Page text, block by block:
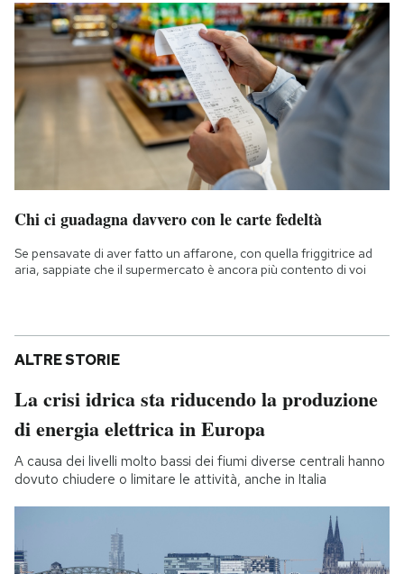
Chi ci guadagna davvero con le carte fedeltà
Se pensavate di aver fatto un affarone, con quella friggitrice ad
aria, sappiate che il supermercato è ancora più contento di voi
ALTRE STORIE
La crisi idrica sta riducendo la produzione
di energia elettrica in Europa
A causa dei livelli molto bassi dei fiumi diverse centrali hanno
dovuto chiudere o limitare le attività, anche in Italia